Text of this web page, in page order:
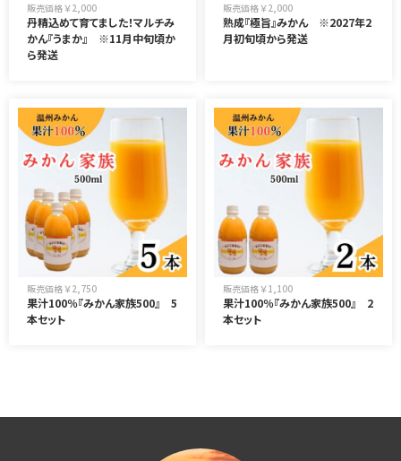
丹精込めて育てました！マルチみ
かん『うまか』 ※11月中旬頃か
ら発送
販売価格 ￥2,000
熟成『極旨』みかん ※2027年2
月初旬頃から発送
販売価格 ￥2,000
果汁100％『みかん家族500』 5
本セット
販売価格 ￥2,750
果汁100％『みかん家族500』 2
本セット
販売価格 ￥1,100